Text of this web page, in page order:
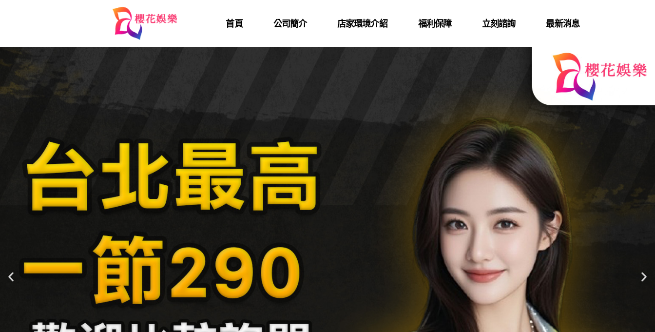
首頁 公司簡介 店家環境介紹 福利保障 立刻諮詢 最新消息